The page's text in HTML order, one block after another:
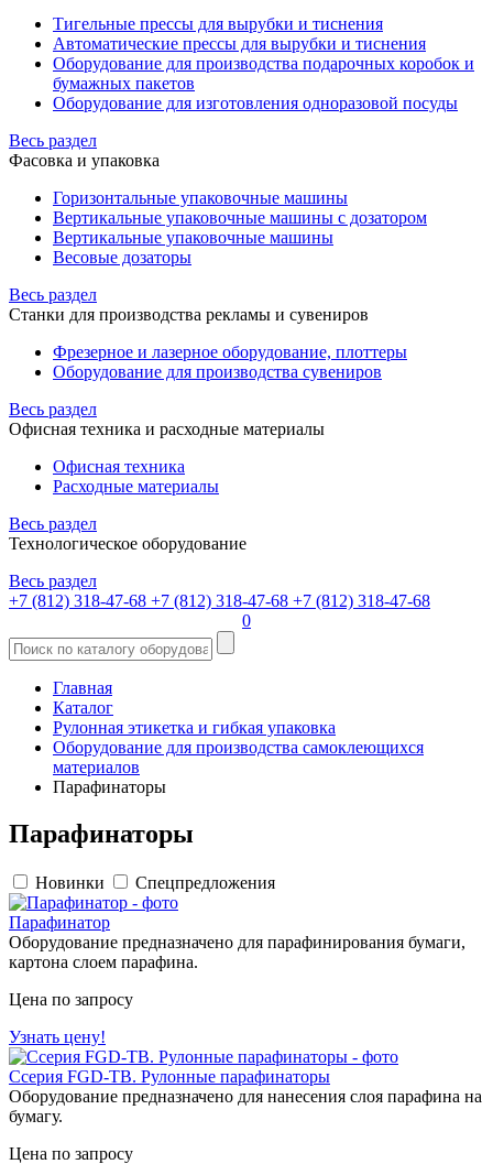
Тигельные прессы для вырубки и тиснения
Автоматические прессы для вырубки и тиснения
Оборудование для производства подарочных коробок и
бумажных пакетов
Оборудование для изготовления одноразовой посуды
Весь раздел
Фасовка и упаковка
Горизонтальные упаковочные машины
Вертикальные упаковочные машины с дозатором
Вертикальные упаковочные машины
Весовые дозаторы
Весь раздел
Станки для производства рекламы и сувениров
Фрезерное и лазерное оборудование, плоттеры
Оборудование для производства сувениров
Весь раздел
Офисная техника и расходные материалы
Офисная техника
Расходные материалы
Весь раздел
Технологическое оборудование
Весь раздел
+7 (812) 318-47-68 +7 (812) 318-47-68 +7 (812) 318-47-68
0
Главная
Каталог
Рулонная этикетка и гибкая упаковка
Оборудование для производства самоклеющихся
материалов
Парафинаторы
Парафинаторы
Новинки Спецпредложения
Парафинатор
Оборудование предназначено для парафинирования бумаги,
картона слоем парафина.
Цена по запросу
Узнать цену!
Ссерия FGD-TB. Рулонные парафинаторы
Оборудование предназначено для нанесения слоя парафина на
бумагу.
Цена по запросу